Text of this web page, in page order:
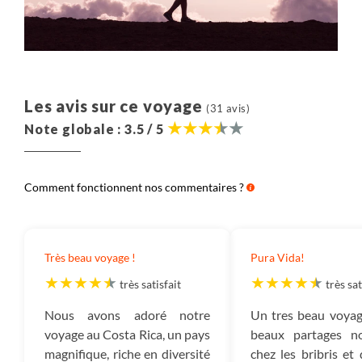
Les avis sur ce voyage (31 avis)
Note globale : 3.5 / 5
Comment fonctionnent nos commentaires ?
Très beau voyage !
très satisfait
Nous avons adoré notre
voyage au Costa Rica, un pays
magnifique, riche en diversité
Pura Vida!
très
Un tres beau
beaux partages
chez les bribris et